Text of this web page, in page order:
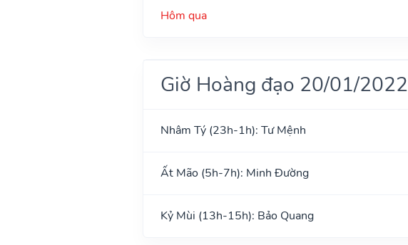
Hôm qua
Giờ Hoàng đạo 20/01/2022
Nhâm Tý (23h-1h): Tư Mệnh
Ất Mão (5h-7h): Minh Đường
Kỷ Mùi (13h-15h): Bảo Quang